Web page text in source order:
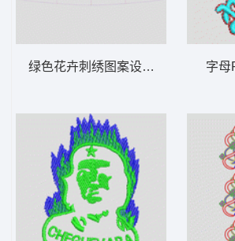
绿色花卉刺绣图案设计图 裙花 字母